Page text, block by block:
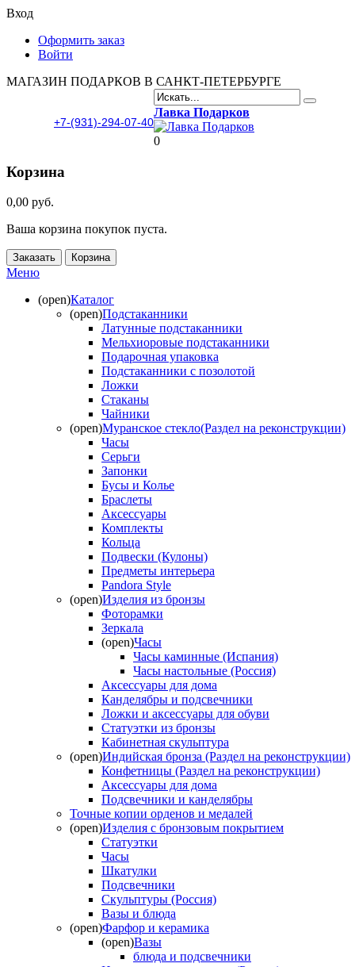
Вход
Оформить заказ
Войти
МАГАЗИН ПОДАРКОВ В САНКТ-ПЕТЕРБУРГЕ
+7-(931)-294-07-40
Лавка Подарков
0
Корзина
0,00 руб.
Ваша корзина покупок пуста.
Заказать Корзина
Меню
(open)Каталог
(open)Подстаканники
Латунные подстаканники
Мельхиоровые подстаканники
Подарочная упаковка
Подстаканники с позолотой
Ложки
Стаканы
Чайники
(open)Муранское стекло(Раздел на реконструкции)
Часы
Серьги
Запонки
Бусы и Колье
Браслеты
Аксессуары
Комплекты
Кольца
Подвески (Кулоны)
Предметы интерьера
Pandora Style
(open)Изделия из бронзы
Фоторамки
Зеркала
(open)Часы
Часы каминные (Испания)
Часы настольные (Россия)
Аксессуары для дома
Канделябры и подсвечники
Ложки и аксессуары для обуви
Статуэтки из бронзы
Кабинетная скульптура
(open)Индийская бронза (Раздел на реконструкции)
Конфетницы (Раздел на реконструкции)
Аксессуары для дома
Подсвечники и канделябры
Точные копии орденов и медалей
(open)Изделия с бронзовым покрытием
Статуэтки
Часы
Шкатулки
Подсвечники
Скульптуры (Россия)
Вазы и блюда
(open)Фарфор и керамика
(open)Вазы
блюда и подсвечники